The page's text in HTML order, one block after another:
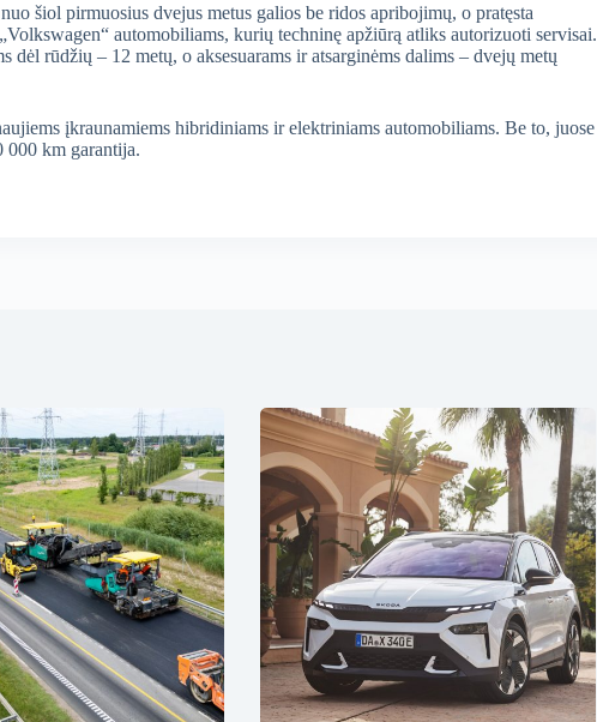
šiol pirmuosius dvejus metus galios be ridos apribojimų, o pratęsta
automobiliams, kurių techninę apžiūrą atliks autorizuoti servisai.
dėl rūdžių – 12 metų, o aksesuarams ir atsarginėms dalims – dvejų metų
įkraunamiems hibridiniams ir elektriniams automobiliams. Be to, juose
000 km garantija.